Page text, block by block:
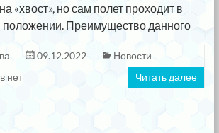
«хвост», но сам полет проходит в
положении. Преимущество данного
09.12.2022
Новости
нет
Читать далее